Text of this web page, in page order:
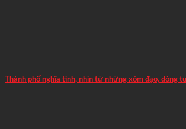
Thành phố nghĩa tình, nhìn từ những xóm đạo, dòng tu